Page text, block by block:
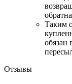
​Таким
обязан
Отзывы